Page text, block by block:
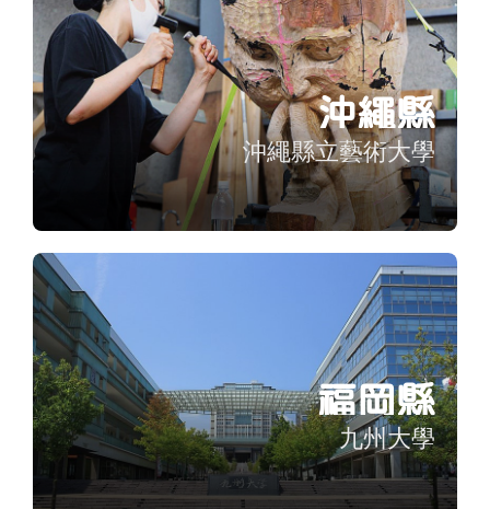
沖繩縣
沖繩縣立藝術大學
福岡縣
九州大學